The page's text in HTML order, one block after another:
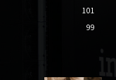
101
99